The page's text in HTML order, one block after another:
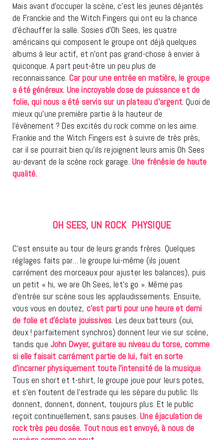
Mais avant d’occuper la scène, c’est les jeunes déjantés
de Franckie and the Witch Fingers qui ont eu la chance
d’échauffer la salle. Sosies d’Oh Sees, les quatre
américains qui composent le groupe ont déjà quelques
albums à leur actif, et n’ont pas grand-chose à envier à
quiconque. A part peut-être un peu plus de
reconnaissance. Car pour une entrée en matière, le groupe
a été généreux. Une incroyable dose de puissance et de
folie, qui nous a été servis sur un plateau d’argent. Quoi de
mieux qu’une première partie à la hauteur de
l’évènement ? Des excités du rock comme on les aime.
Frankie and the Witch Fingers est à suivre de très près,
car il se pourrait bien qu’ils rejoignent leurs amis Oh Sees
au-devant de la scène rock garage. Une frénésie de haute
qualité.
OH SEES, UN ROCK PHYSIQUE
C’est ensuite au tour de leurs grands frères. Quelques
réglages faits par… le groupe lui-même (ils jouent
carrément des morceaux pour ajuster les balances), puis
un petit « hi, we are Oh Sees, let’s go ». Même pas
d’entrée sur scène sous les applaudissements. Ensuite,
vous vous en doutez, c’est parti pour une heure et demi
de folie et d’éclate jouissives. Les deux batteurs (oui,
deux ! parfaitement synchros) donnent leur vie sur scène,
tandis que John Dwyer, guitare au niveau du torse, comme
si elle faisait carrément partie de lui, fait en sorte
d’incarner physiquement toute l’intensité de la musique.
Tous en short et t-shirt, le groupe joue pour leurs potes,
et s’en foutent de l’estrade qui les sépare du public. Ils
donnent, donnent, donnent, toujours plus. Et le public
reçoit continuellement, sans pauses. Une éjaculation de
rock très peu dosée. Tout nous est envoyé, à nous de